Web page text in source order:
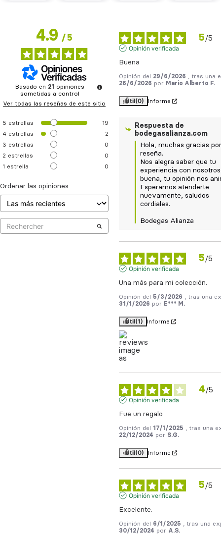
4.9/5
Basado en 21
opiniones
sometidas a control
Ver todas las reseñas de este sitio
5 estrellas
19
4 estrellas
2
3 estrellas
0
2 estrellas
0
1 estrella 0
Ordenar las opiniones
5/5
Opinión verificada
Buena
Opinión del 29/6/2026
, tras una
26/6/2026 por Mario Alberto F.
Útil(0) Informe
Respuesta de
bodegasalianza.com
Hola, muchas gracias
reseña.
Nos alegra saber que tu
experiencia con
buena, tu opinión nos
Esperamos atenderte
nuevamente, saludos
cordiales.
Bodegas Alianza
5/5
Opinión verificada
Una más para mi colección.
Opinión del 5/3/2026
, tras una
31/1/2026 por E*** M.
Útil(1) Informe
4/5
Opinión verificada
Fue un regalo
Opinión del 17/1/2025
, tras una
22/12/2024 por S.G.
Útil(0) Informe
5/5
Opinión verificada
Excelente.
Opinión del 6/1/2025
, tras una
30/12/2024 por A.S.